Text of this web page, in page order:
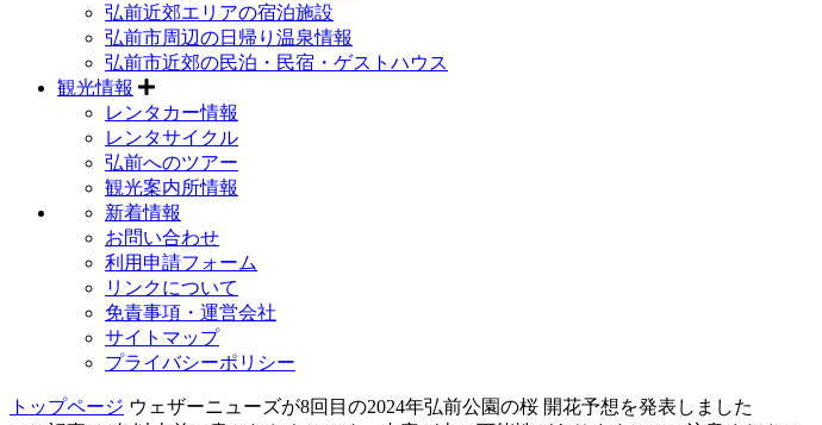
弘前近郊エリアの宿泊施設
弘前市周辺の日帰り温泉情報
弘前市近郊の民泊・民宿・ゲストハウス
観光情報
レンタカー情報
レンタサイクル
弘前へのツアー
観光案内所情報
新着情報
お問い合わせ
利用申請フォーム
リンクについて
免責事項・運営会社
サイトマップ
プライバシーポリシー
トップページ ウェザーニューズが8回目の2024年弘前公園の桜 開花予想を発表しました